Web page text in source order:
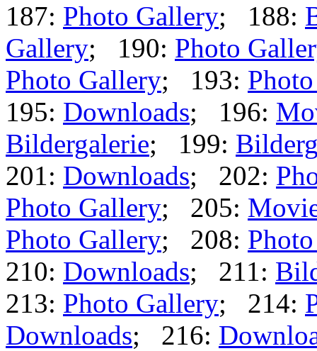
187: Photo Gallery; 188:
Gallery; 190: Photo
Photo Gallery; 193:
195: Downloads; 196:
Bildergalerie; 199:
201: Downloads; 202:
Photo Gallery; 205:
Photo Gallery; 208:
210: Downloads; 211:
213: Photo Gallery; 214:
Downloads; 216: